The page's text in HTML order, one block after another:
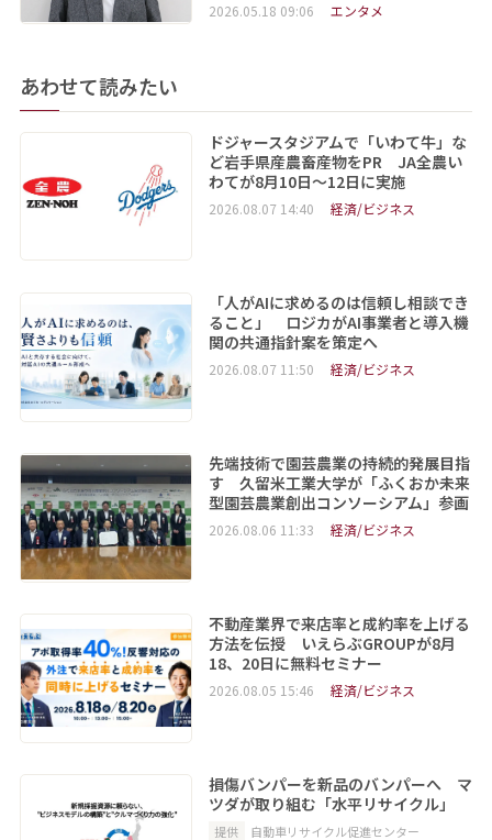
2026.05.18 09:06 エンタメ
あわせて読みたい
ドジャースタジアムで「いわて牛」な
ど岩手県産農畜産物をPR JA全農い
わてが8月10日～12日に実施
2026.08.07 14:40 経済/ビジネス
「人がAIに求めるのは信頼し相談でき
ること」 ロジカがAI事業者と導入機
関の共通指針案を策定へ
2026.08.07 11:50 経済/ビジネス
先端技術で園芸農業の持続的発展目指
す 久留米工業大学が「ふくおか未来
型園芸農業創出コンソーシアム」参画
2026.08.06 11:33 経済/ビジネス
不動産業界で来店率と成約率を上げる
方法を伝授 いえらぶGROUPが8月
18、20日に無料セミナー
2026.08.05 15:46 経済/ビジネス
損傷バンパーを新品のバンパーへ マ
ツダが取り組む「水平リサイクル」
提供 自動車リサイクル促進センター